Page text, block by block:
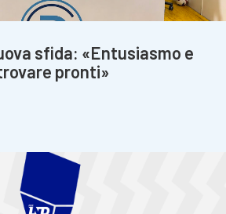
sfida: «Entusiasmo e
pronti»